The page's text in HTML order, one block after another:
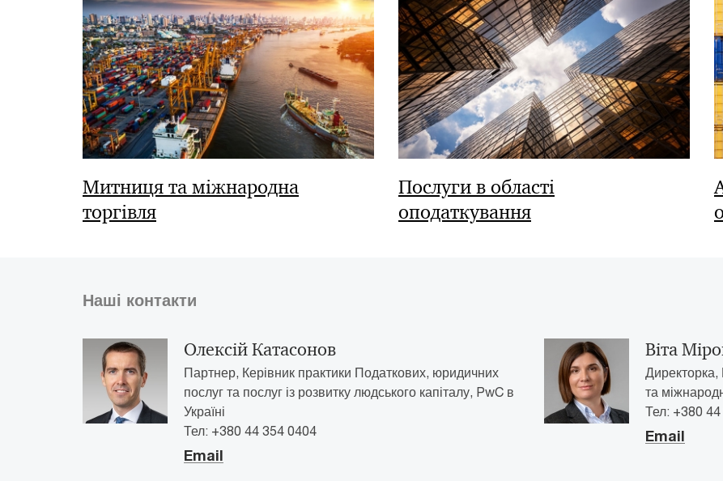
Митниця та міжнародна
торгівля
Послуги в області
оподаткування
Наші контакти
Олексій Катасонов
Партнер, Керівник практики Податкових, юридичних
послуг та послуг із розвитку людського капіталу, PwC в
Україні
Тел: +380 44 354 0404
Email
Віта
Директорка,
та
Тел: +380
Email